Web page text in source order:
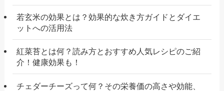
若玄米の効果とは？効果的な炊き方ガイドとダイエ
ットへの活用法
紅菜苔とは何？読み方とおすすめ人気レシピのご紹
介！健康効果も！
チェダーチーズって何？その栄養価の高さや効能、